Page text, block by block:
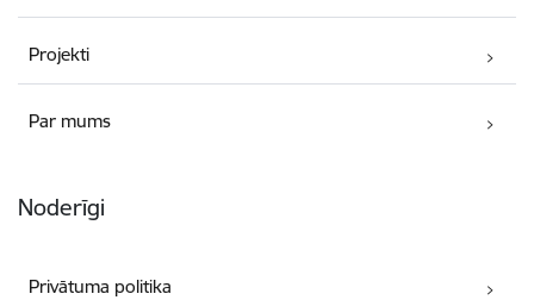
Projekti
Par mums
Noderīgi
Privātuma politika